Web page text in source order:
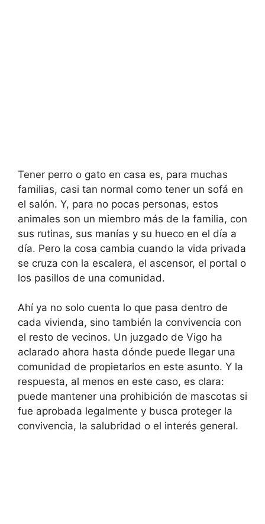
Tener perro o gato en casa es, para muchas
familias, casi tan normal como tener un sofá en
el salón. Y, para no pocas personas, estos
animales son un miembro más de la familia, con
sus rutinas, sus manías y su hueco en el día a
día. Pero la cosa cambia cuando la vida privada
se cruza con la escalera, el ascensor, el portal o
los pasillos de una comunidad.
Ahí ya no solo cuenta lo que pasa dentro de
cada vivienda, sino también la convivencia con
el resto de vecinos. Un juzgado de Vigo ha
aclarado ahora hasta dónde puede llegar una
comunidad de propietarios en este asunto. Y la
respuesta, al menos en este caso, es clara:
puede mantener una prohibición de mascotas si
fue aprobada legalmente y busca proteger la
convivencia, la salubridad o el interés general.